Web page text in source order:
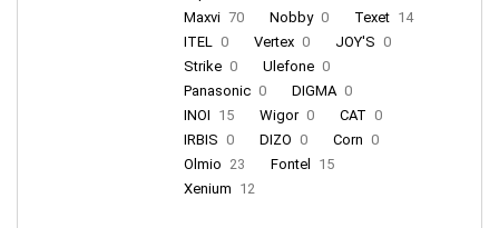
Maxvi 70 Nobby 0 Texet 14
ITEL 0 Vertex 0 JOY'S 0
Strike 0 Ulefone 0
Panasonic 0 DIGMA 0
INOI 15 Wigor 0 CAT 0
IRBIS 0 DIZO 0 Corn 0
Olmio 23 Fontel
15
Xenium 12